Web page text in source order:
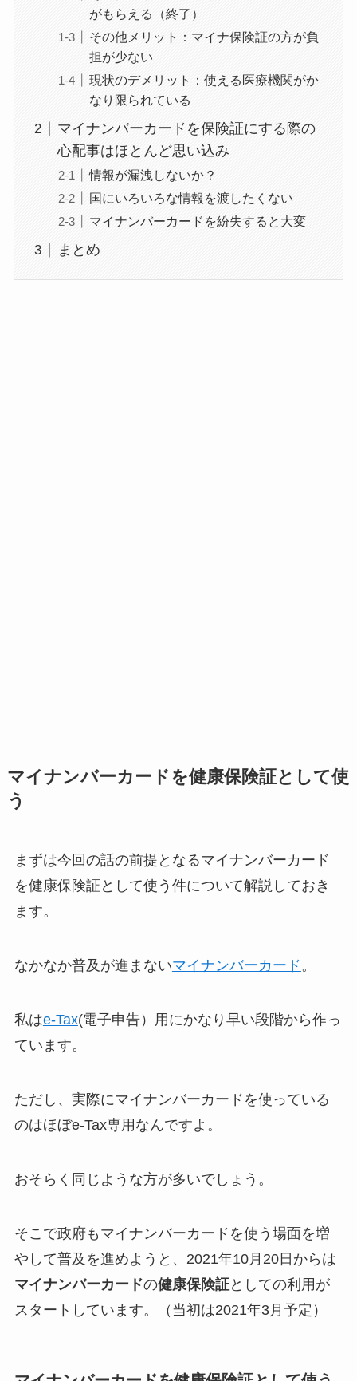
がもらえる（終了）
その他メリット：マイナ保険証の方が負
担が少ない
現状のデメリット：使える医療機関がか
なり限られている
マイナンバーカードを保険証にする際の
心配事はほとんど思い込み
情報が漏洩しないか？
国にいろいろな情報を渡したくない
マイナンバーカードを紛失すると大変
まとめ
マイナンバーカードを健康保険証として使
う
まずは今回の話の前提となるマイナンバーカード
を健康保険証として使う件について解説しておき
ます。
なかなか普及が進まないマイナンバーカード。
私はe-Tax(電子申告）用にかなり早い段階から作っ
ています。
ただし、実際にマイナンバーカードを使っている
のはほぼe-Tax専用なんですよ。
おそらく同じような方が多いでしょう。
そこで政府もマイナンバーカードを使う場面を増
やして普及を進めようと、2021年10月20日からは
マイナンバーカードの健康保険証としての利用が
スタートしています。（当初は2021年3月予定）